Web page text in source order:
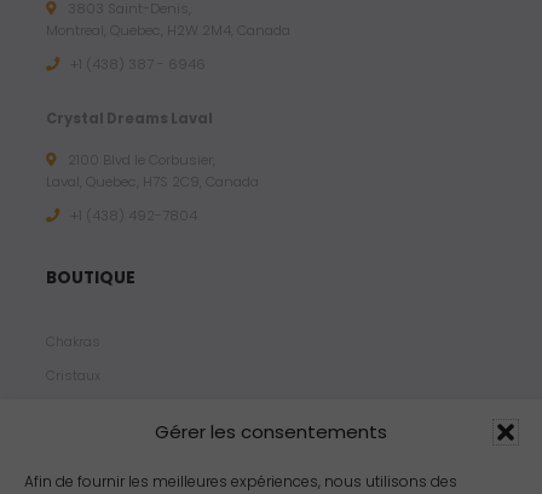
Gérer les consentements
Afin de fournir les meilleures expériences, nous utilisons des
3803 Saint-Denis,
Montreal, Quebec, H2W 2M4, Canada
+1 (438) 387 - 6946
Crystal Dreams Laval
2100 Blvd le Corbusier,
Laval, Quebec, H7S 2C9, Canada
+1 ‪(438) 492-7804‬
BOUTIQUE
Chakras
Cristaux
Propriétés